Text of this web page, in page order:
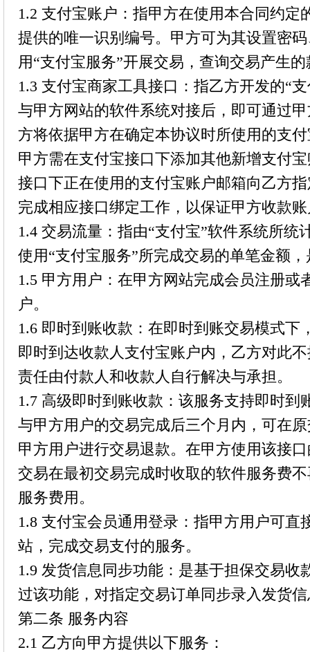
1.2 支付宝账户：指甲方在使用本合同约定
提供的唯一识别编号。甲方可为其设置密
用“支付宝服务”开展交易，查询交易产生
1.3 支付宝商家工具接口：指乙方开发的“
与甲方网站的软件系统对接后，即可通过
方将依据甲方在确定本协议时所使用的支
甲方需在支付宝接口下添加其他新增支付
接口下正在使用的支付宝账户邮箱向乙方
完成相应接口绑定工作，以保证甲方收款
1.4 交易流量：指由“支付宝”软件系统所统
使用“支付宝服务”所完成交易的单笔金额
1.5 甲方用户：在甲方网站完成会员注册或
户。
1.6 即时到账收款：在即时到账交易模式下
即时到达收款人支付宝账户内，乙方对此
责任由付款人和收款人自行解决与承担。
1.7 高级即时到账收款：该服务支持即时到
与甲方用户的交易完成后三个月内，可在
甲方用户进行交易退款。在甲方使用该接
交易在最初交易完成时收取的软件服务费
服务费用。
1.8 支付宝会员通用登录：指甲方用户可直
站，完成交易支付的服务。
1.9 发货信息同步功能：是基于担保交易收
过该功能，对指定交易订单同步录入发货
第二条 服务内容
2.1 乙方向甲方提供以下服务：